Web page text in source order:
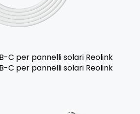
C per pannelli solari Reolink
C per pannelli solari Reolink